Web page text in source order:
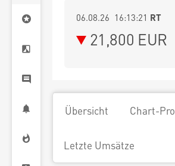
06.08.26 16:13:21 RT
21,800 EUR
Übersicht Chart-Pro
Letzte Umsätze